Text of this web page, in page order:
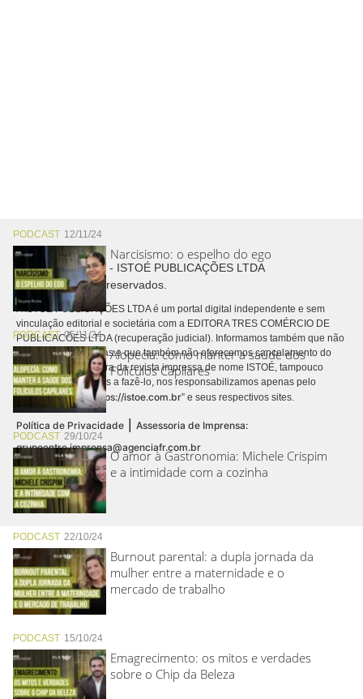
PODCAST 12/11/24
Narcisismo: o espelho do ego
PODCAST05/11/24
Alopecia: como manter a saúde dos
Folículos Capilares
PODCAST 29/10/24
O amor à Gastronomia: Michele Crispim
e a intimidade com a cozinha
PODCAST 22/10/24
Burnout parental: a dupla jornada da
mulher entre a maternidade e o
mercado de trabalho
PODCAST 15/10/24
Emagrecimento: os mitos e verdades
sobre o Chip da Beleza
Copyright © 2026 - ISTOÉ PUBLICAÇÕES LTDA
Todos os direitos reservados.
A ISTOÉ PUBLICAÇÕES LTDA é um portal digital independente e sem
vinculação editorial e societária com a EDITORA TRES COMÉRCIO DE
PUBLICACÕES LTDA (recuperação judicial). Informamos também que não
realizamos cobranças e que também não oferecemos cancelamento do
contrato de assinatura da revista impressa de nome ISTOÉ, tampouco
autorizamos terceiros a fazê-lo, nos responsabilizamos apenas pelo
conteúdo digital “https://istoe.com.br” e seus respectivos sites.
Política de Privacidade | Assessoria de Imprensa:
grupoentre.imprensa@agenciafr.com.br